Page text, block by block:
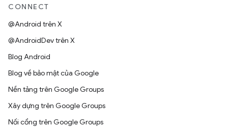
CONNECT
@Android trên X
@AndroidDev trên X
Blog Android
Blog về bảo mật của Google
Nền tảng trên Google Groups
Xây dựng trên Google Groups
Nối cổng trên Google Groups